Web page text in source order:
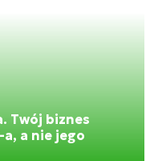
Twój biznes
a nie jego